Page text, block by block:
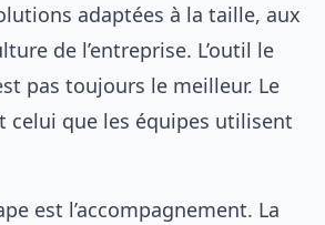
adaptées à la taille, aux
de l’entreprise. L’outil le
pas toujours le meilleur. Le
celui que les équipes utilisent
est l’accompagnement. La